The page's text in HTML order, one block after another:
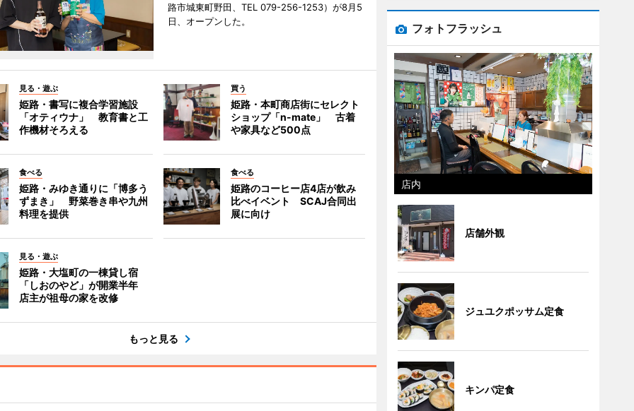
路市城東町野田、TEL 079-256-1253）が8月5
日、オープンした。
見る・遊ぶ
姫路・書写に複合学習施設
「オティウナ」 教育書と工
作機材そろえる
買う
姫路・本町商店街にセレクト
ショップ「n-mate」 古着
や家具など500点
食べる
姫路・みゆき通りに「博多う
ずまき」 野菜巻き串や九州
料理を提供
食べる
姫路のコーヒー店4店が飲み
比べイベント SCAJ合同出
展に向け
見る・遊ぶ
姫路・大塩町の一棟貸し宿
「しおのやど」が開業半年
店主が祖母の家を改修
もっと見る
フォトフラッシュ
店内
店舗外観
ジュユクポッサム定食
キンパ定食